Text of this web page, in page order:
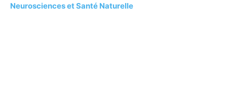
Neurosciences et Santé Naturelle